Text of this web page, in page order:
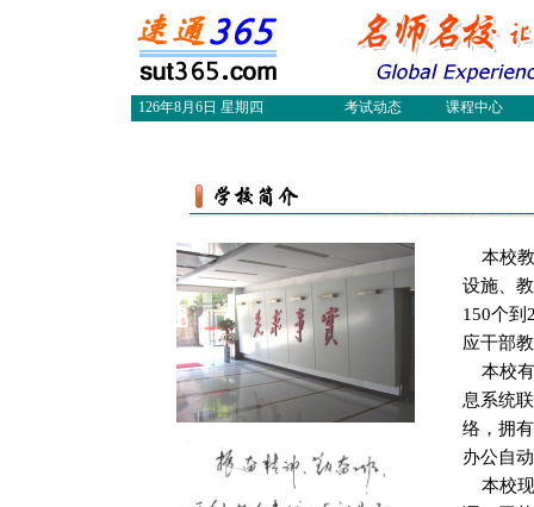
126年8月6日 星期四 考试动态 课程中心
本校教
设施、
150个到
应干部
本校有
息系统
络，拥
办公自
本校现